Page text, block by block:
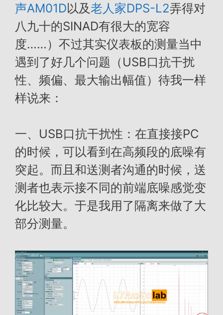
声AM01D以及老人家DPS-L2弄得对
八九十的SINAD有很大的宽容
度……）不过其实仪表板的测量当中
遇到了好几个问题（USB口抗干扰
性、频偏、最大输出幅值）待我一样
样说来：
一、USB口抗干扰性：在直接接PC
的时候，可以看到在高频段的底噪有
突起。而且和送测者沟通的时候，送
测者也表示接不同的前端底噪感觉变
化比较大。于是我用了隔离来做了大
部分测量。